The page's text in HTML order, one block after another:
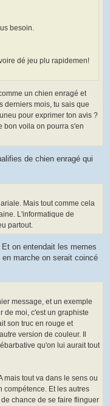
besoin.
dé jeu plu rapidemen!
un chien enragé et
derniers mois, tu sais que
pour exprimer ton avis ?
bon voila on pourra s'en
de chien enragé qui
Mais tout comme cela
L'informatique de
partout.
on entendait les memes
marche on serait coincé
message, et un exemple
de moi, c'est un graphiste
son truc en rouge et
version de couleur. Il
qu'on lui aurait tout
mais tout va dans le sens ou
compétence. Et les autres
chance de se faire flinguer